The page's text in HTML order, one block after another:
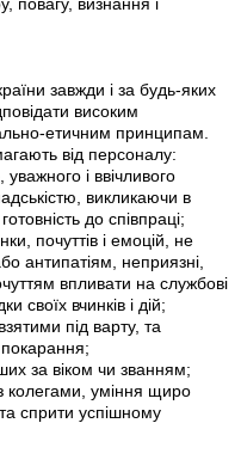
завжди і за будь-яких
високим
етичним принципам.
від персоналу:
уважного і ввічливого
викликаючи в
до співпраці;
почуттів і емоцій, не
антипатіям, неприязні,
впливати на службові
своїх вчинків і дій;
під варту, та
за віком чи званням;
з колегами, уміння щиро
сприти успішному